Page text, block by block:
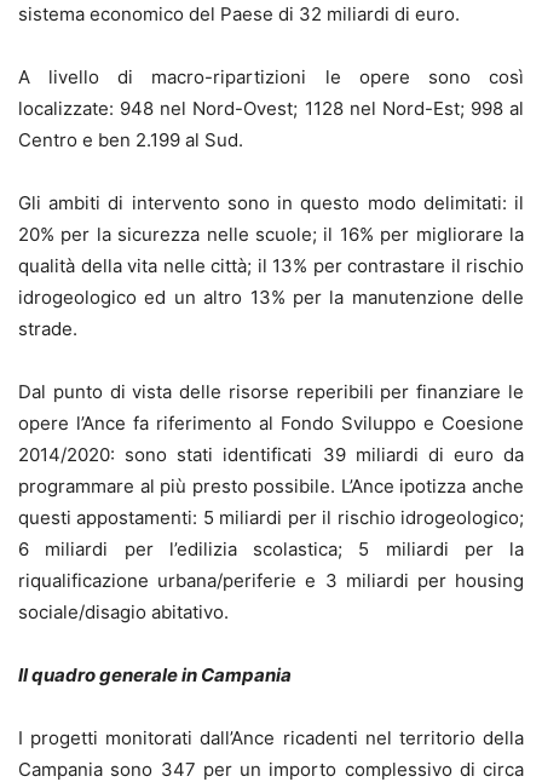
sistema economico del Paese di 32 miliardi di euro.
A livello di macro-ripartizioni le opere sono così
localizzate: 948 nel Nord-Ovest; 1128 nel Nord-Est; 998 al
Centro e ben 2.199 al Sud.
Gli ambiti di intervento sono in questo modo delimitati: il
20% per la sicurezza nelle scuole; il 16% per migliorare la
qualità della vita nelle città; il 13% per contrastare il rischio
idrogeologico ed un altro 13% per la manutenzione delle
strade.
Dal punto di vista delle risorse reperibili per finanziare le
opere l’Ance fa riferimento al Fondo Sviluppo e Coesione
2014/2020: sono stati identificati 39 miliardi di euro da
programmare al più presto possibile. L’Ance ipotizza anche
questi appostamenti: 5 miliardi per il rischio idrogeologico;
6 miliardi per l’edilizia scolastica; 5 miliardi per la
riqualificazione urbana/periferie e 3 miliardi per housing
sociale/disagio abitativo.
Il quadro generale in Campania
I progetti monitorati dall’Ance ricadenti nel territorio della
Campania sono 347 per un importo complessivo di circa